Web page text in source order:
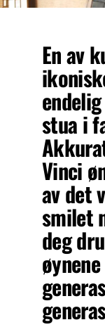
En av
stua i
Vinci
av det
smilet
deg